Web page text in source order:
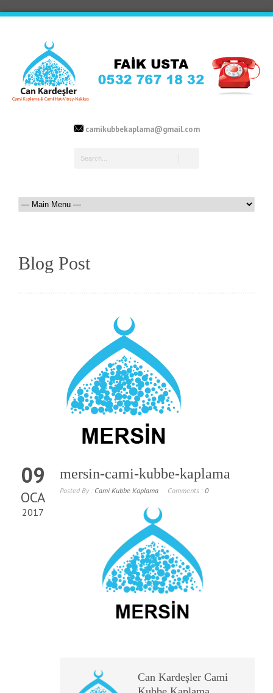
camikubbekaplama@gmail.com
Blog Post
09
OCA
2017
mersin-cami-kubbe-kaplama
Posted By : Cami Kubbe Kaplama Comments : 0
Can Kardeşler Cami